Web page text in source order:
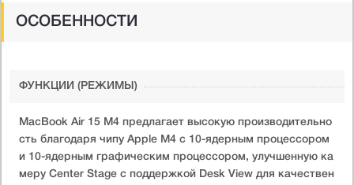
ОСОБЕННОСТИ
ФУНКЦИИ (РЕЖИМЫ)
​MacBook Air 15 M4 предлагает высокую производительно
сть благодаря чипу Apple M4 с 10-ядерным процессором
и 10-ядерным графическим процессором, улучшенную ка
меру Center Stage с поддержкой Desk View для качествен